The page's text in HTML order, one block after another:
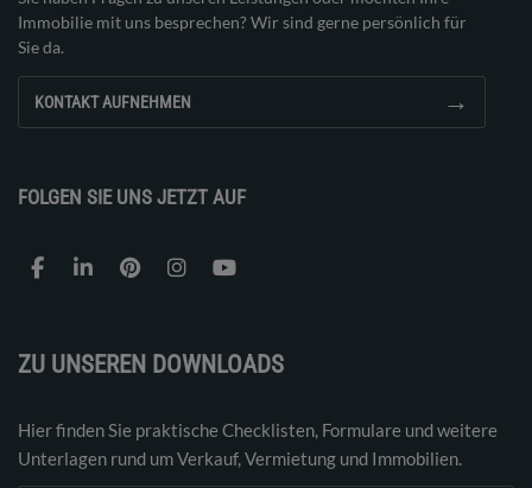
Immobilie mit uns besprechen? Wir sind gerne persönlich für
Sie da.
KONTAKT AUFNEHMEN →
FOLGEN SIE UNS JETZT AUF
ZU UNSEREN DOWNLOADS
Hier finden Sie praktische Checklisten, Formulare und weitere
Unterlagen rund um Verkauf, Vermietung und Immobilien.